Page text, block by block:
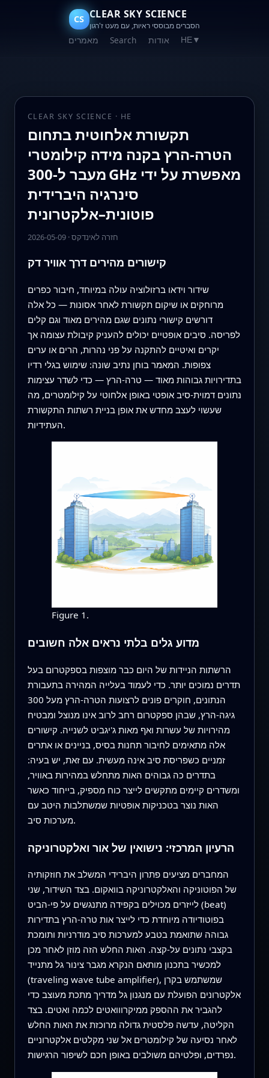
CS CLEAR SKY SCIENCE
הסברים מבוססי ראיות, עם מעט ז'רגון
מאמרים Search אודות HE▼
CLEAR SKY SCIENCE · HE
תקשורת אלחוטית בתחום
הטרה‑הרץ בקנה מידה קילומטרי
מעבר ל‑300 GHz מאפשרת על ידי
סינרגיה היברידית
פוטונית–אלקטרונית
2026-05-09·חזרה לאינדקס
קישורים מהירים דרך אוויר דק
שידור וידאו ברזולוציה עולה במיוחד, חיבור כפרים
מרוחקים או שיקום תקשורת לאחר אסונות — כל אלה
דורשים קישורי נתונים שגם מהירים מאוד וגם קלים
לפריסה. סיבים אופטיים יכולים להעניק קיבולת עצומה אך
יקרים ואיטיים להתקנה על פני נהרות, הרים או ערים
צפופות. המאמר בוחן נתיב שונה: שימוש בגלי רדיו
בתדירויות גבוהות מאוד — טרה‑הרץ — כדי לשדר עצימות
נתונים דמוית‑סיב אופטי באופן אלחוטי על קילומטרים, מה
שעשוי לעצב מחדש את אופן בניית רשתות התקשורת
העתידיות.
Figure 1.
מדוע גלים בלתי נראים אלה חשובים
הרשתות הניידות של היום כבר מוצפות בספקטרום בעל
תדרים נמוכים יותר. כדי לעמוד בעלייה המהירה בתעבורת
הנתונים, חוקרים פונים לרצועות הטרה‑הרץ מעל 300
גיגה‑הרץ, שבהן ספקטרום רחב לרוב אינו מנוצל ומבטיח
מהירויות של עשרות ואף מאות ג'יגביט לשנייה. קישורים
אלה מתאימים לחיבור תחנות בסיס, בניינים או אתרים
זמניים כשפריסת סיב אינה מעשית. עם זאת, יש בעיה:
בתדרים כה גבוהים האות מתחלש במהירות באוויר,
ומשדרים קיימים מתקשים לייצר כוח מספיק, בייחוד כאשר
האות נוצר בטכניקות אופטיות שמשתלבות היטב עם
מערכות סיב.
הרעיון המרכזי: נישואין של אור ואלקטרוניקה
המחברים מציעים פתרון היברידי המשלב את חוזקותיה
של הפוטוניקה והאלקטרוניקה בוואקום. בצד השידור, שני
לייזרים מכוילים בקפידה מתנגשים על פי‑הביט (beat)
בפוטודיודה מיוחדת כדי לייצר אות טרה‑הרץ בתדירות
גבוהה שתואמת בטבע למערכות סיב מודרניות ותומכת
בקצבי נתונים על‑קצה. האות החלש הזה מוזן לאחר מכן
למכשיר בתכנון מותאם הנקרא מגבר צינור גל מתנייד
(traveling wave tube amplifier), שמשתמש בקרן
אלקטרונים הפועלת עם מנגנון גל מדריך מתכת מעוצב כדי
להגביר את ההספק ממיקרווואטים לכמה ואטים. בצד
הקליטה, עדשה פלסטית גדולה מרוכזת את האות החלש
לאחר נסיעה של קילומטרים אל שני מקלטים אלקטרוניים
נפרדים, ופלטיהם משולבים באופן חכם לשיפור הרגישות.